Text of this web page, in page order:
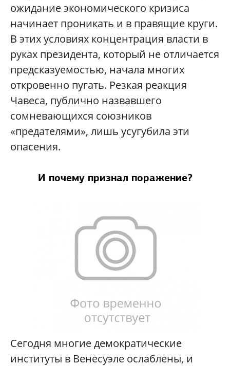
ожидание экономического кризиса
начинает проникать и в правящие круги.
В этих условиях концентрация власти в
руках президента, который не отличается
предсказуемостью, начала многих
откровенно пугать. Резкая реакция
Чавеса, публично назвавшего
сомневающихся союзников
«предателями», лишь усугубила эти
опасения.
И почему признал поражение?
Сегодня многие демократические
институты в Венесуэле ослаблены, и